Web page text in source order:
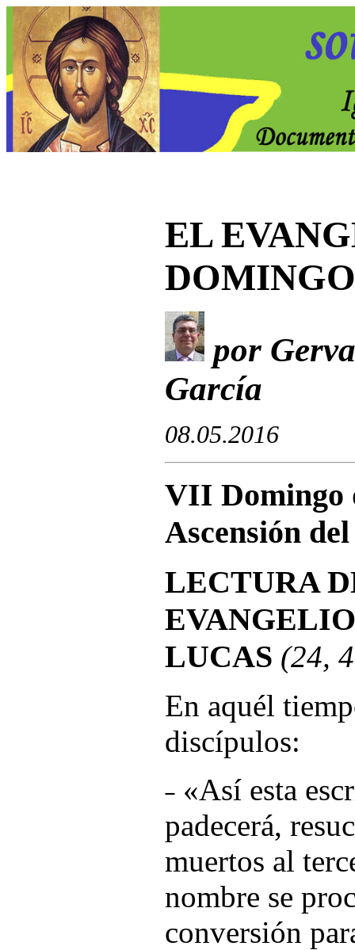
EL
DOMINGO
por
García
08.05.2016
VII Domingo
Ascensión
LECTURA
LUCAS (24,
En aquél
discípulos:
˗ «Así esta
padecerá,
muertos al
nombre se
conversión